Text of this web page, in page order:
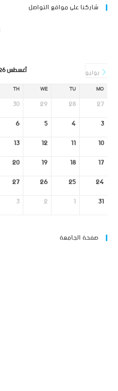
شاركنا على مواقع التواصل
يوليو أغسطس 2026
MO
TU
WE
TH
27
28
29
30
3
4
5
6
10
11
12
13
17
18
19
20
24
25
26
27
31
1
2
3
صفحة الجامعة